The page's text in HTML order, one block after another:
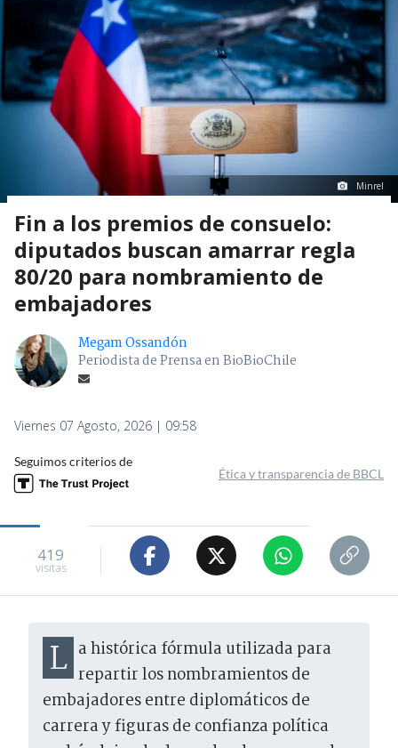
Minrel
Fin a los premios de consuelo:
diputados buscan amarrar regla
80/20 para nombramiento de
embajadores
Megam Ossandón
Periodista de Prensa en BioBioChile
Viernes 07 Agosto, 2026 | 09:58
Seguimos criterios de
Ética y transparencia de BBCL
419
visitas
La histórica fórmula utilizada para repartir los nombramientos de
embajadores entre diplomáticos de
carrera y figuras de confianza política